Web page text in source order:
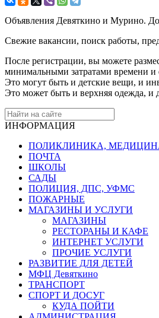
Объявления Девяткино и Мурино.
Свежие вакансии, поиск работы,
После регистрации, вы можете
минимальными затратами времени и
Это могут быть и детские вещи, и
Это может быть и верхняя одежда, и
ИНФОРМАЦИЯ
ПОЛИКЛИНИКА,
ПОЧТА
ШКОЛЫ
САДЫ
ПОЛИЦИЯ, ДПС, УФМС
ПОЖАРНЫЕ
МАГАЗИНЫ И УСЛУГИ
МАГАЗИНЫ
РЕСТОРАНЫ И КАФЕ
ИНТЕРНЕТ УСЛУГИ
ПРОЧИЕ УСЛУГИ
РАЗВИТИЕ ДЛЯ ДЕТЕЙ
МФЦ Девяткино
ТРАНСПОРТ
СПОРТ И ДОСУГ
КУДА ПОЙТИ